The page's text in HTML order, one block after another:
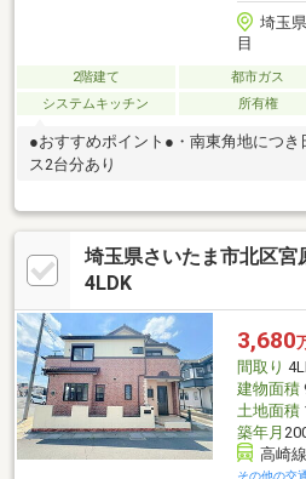
埼玉
目
2階建て 都市ガス
システムキッチン
所有権
●おすすめポイント●・南東角地につ
ス2台分あり
埼玉県さいたま市北区宮
4LDK
3,680
間取り
建物面積
土地面積
築年月
高崎
その他の交